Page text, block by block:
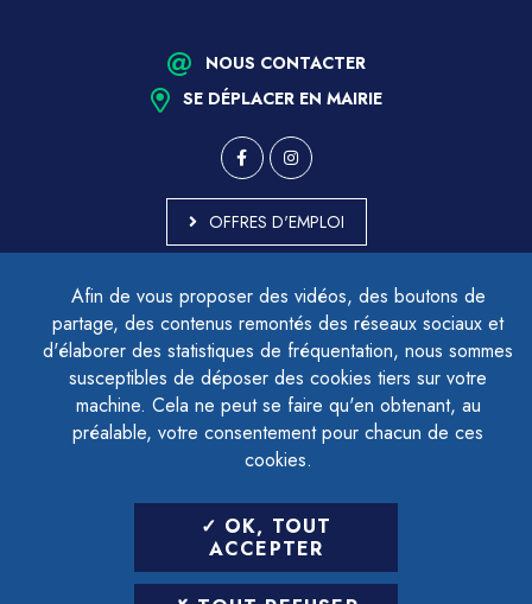
Afin de vous proposer des vidéos, des boutons de
partage, des contenus remontés des réseaux sociaux et
d'élaborer des statistiques de fréquentation, nous sommes
susceptibles de déposer des cookies tiers sur votre
machine. Cela ne peut se faire qu'en obtenant, au
préalable, votre consentement pour chacun de ces
cookies.
OK, TOUT
ACCEPTER
NOUS CONTACTER
SE DÉPLACER EN MAIRIE
OFFRES D'EMPLOI
ACCESSIBILITÉ - PARTIELLEMENT CONFORME
PLAN DU SITE
MENTIONS LÉGALES
CONTACTER LE DÉLÉGUÉ À LA PROTECTION DES DONNÉES
GESTION DES COOKIES
LETTRE D'INFORMATION
SAISIR VOTRE ADRESSE E-MAIL
POUR VOUS INSCRIRE :